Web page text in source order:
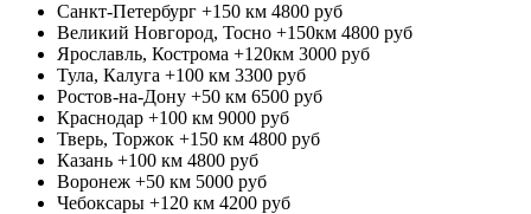
Санкт-Петербург +150 км 4800 руб
Великий Новгород, Тосно +150км 4800 руб
Ярославль, Кострома +120км 3000 руб
Тула, Калуга +100 км 3300 руб
Ростов-на-Дону +50 км 6500 руб
Краснодар +100 км 9000 руб
Тверь, Торжок +150 км 4800 руб
Казань +100 км 4800 руб
Воронеж +50 км 5000 руб
Чебоксары +120 км 4200 руб